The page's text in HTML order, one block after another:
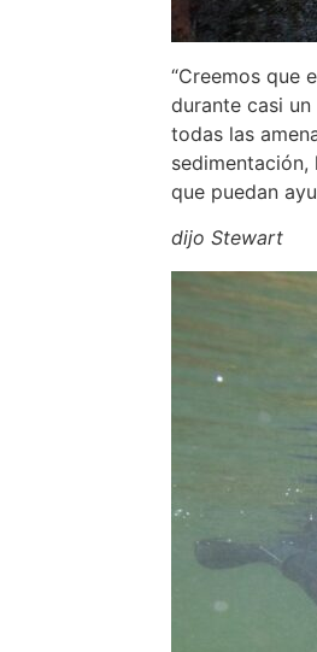
“Creemos que
durante casi
todas las
que puedan
dijo Stewart